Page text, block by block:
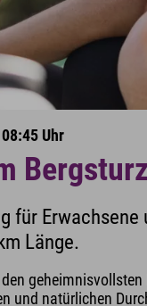
Uhr
für
Länge.
und natürlichen